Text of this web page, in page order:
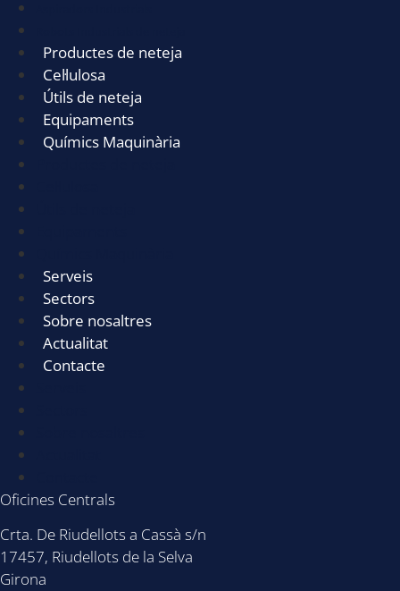
Productes de neteja
Cel·lulosa
Útils de neteja
Equipaments
Químics Maquinària
Serveis
Sectors
Sobre nosaltres
Actualitat
Contacte
Oficines Centrals
Crta. De Riudellots a Cassà s/n
17457, Riudellots de la Selva
Girona